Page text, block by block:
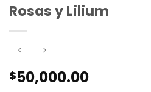
Rosas y Lilium
$50,000.00